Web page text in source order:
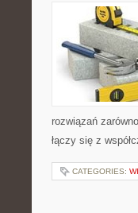
rozwiązań
łączy się z
CATEGORIES: